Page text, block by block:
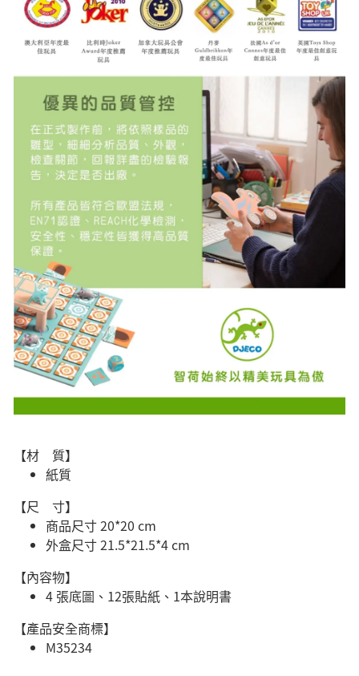
【材 質】
紙質
【尺 寸】
商品尺寸 20*20 cm
外盒尺寸 21.5*21.5*4 cm
【內容物】
4 張底圖、12張貼紙、1本說明書
【產品安全商標】
M35234